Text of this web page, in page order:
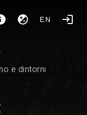
EN
e dintorni